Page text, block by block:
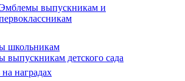
выпускникам и
школьникам
выпускникам детского сада
наградах